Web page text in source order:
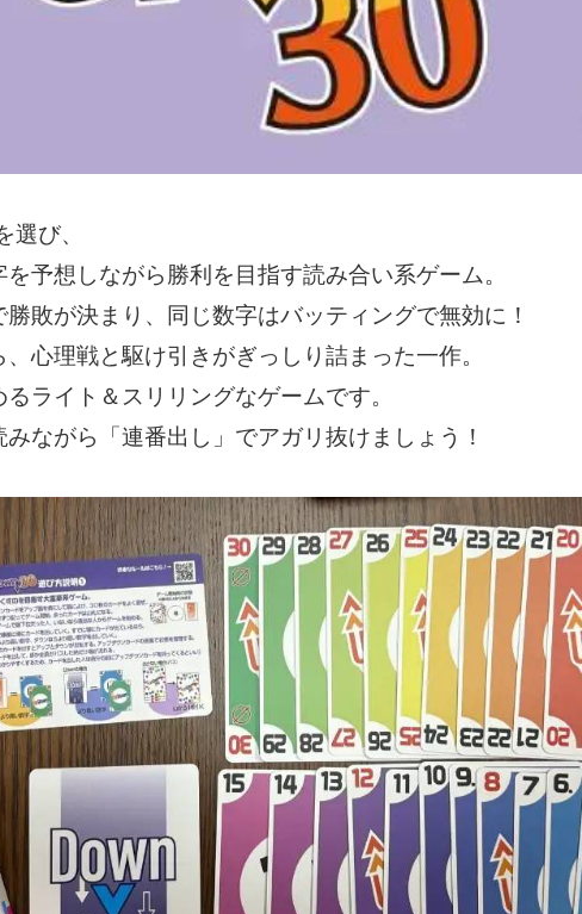
選び、
予想しながら勝利を目指す読み合い系ゲーム。
敗が決まり、同じ数字はバッティングで無効に！
心理戦と駆け引きがぎっしり詰まった一作。
ライト＆スリリングなゲームです。
みながら「連番出し」でアガリ抜けましょう！